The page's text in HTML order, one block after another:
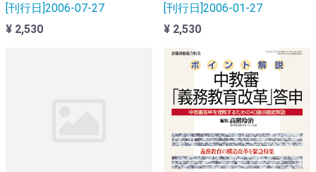
[刊行日]2006-07-27
¥ 2,530
[刊行日]2006-01-27
¥ 2,530